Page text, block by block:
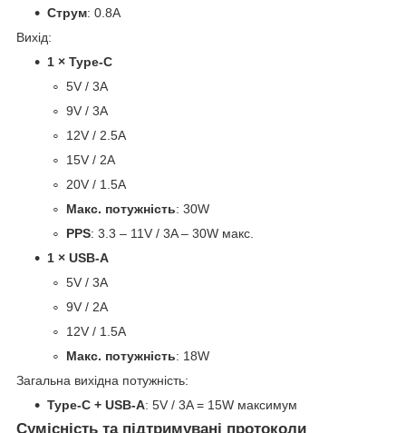
Струм: 0.8A
Вихід:
1 × Type-C
5V / 3A
9V / 3A
12V / 2.5A
15V / 2A
20V / 1.5A
Макс. потужність: 30W
PPS: 3.3 – 11V / 3A – 30W макс.
1 × USB-A
5V / 3A
9V / 2A
12V / 1.5A
Макс. потужність: 18W
Загальна вихідна потужність:
Type-C + USB-A: 5V / 3A = 15W максимум
Сумісність та підтримувані протоколи